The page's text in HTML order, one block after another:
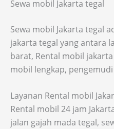
Sewa mobil Jakarta tegal
Sewa mobil Jakarta tegal
jakarta tegal yang antara
barat, Rental mobil
mobil lengkap,
Layanan Rental mobil
Rental mobil 24 jam
jalan gajah mada tegal,